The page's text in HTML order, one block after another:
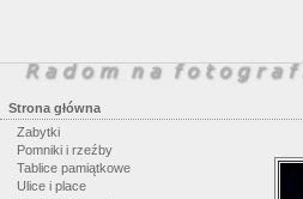
Strona główna
Zabytki
Pomniki i rzeźby
Tablice pamiątkowe
Ulice i place